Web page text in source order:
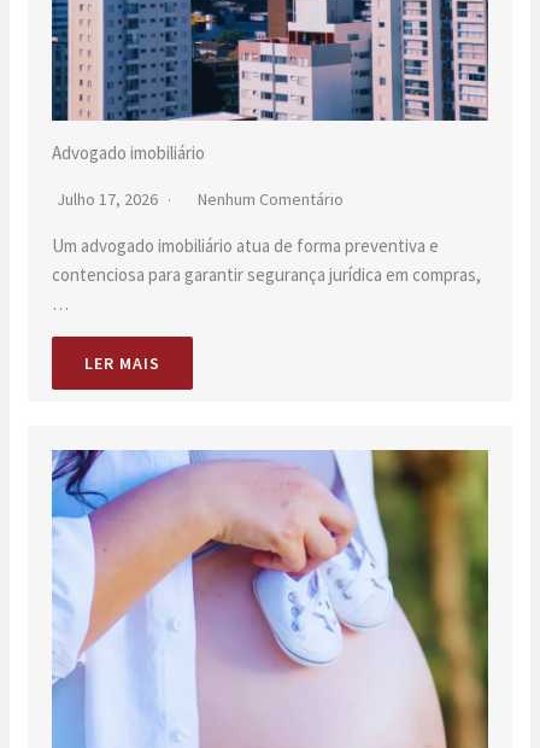
Advogado imobiliário
Julho 17, 2026 Nenhum Comentário
Um advogado imobiliário atua de forma preventiva e
contenciosa para garantir segurança jurídica em compras,
…
LER MAIS